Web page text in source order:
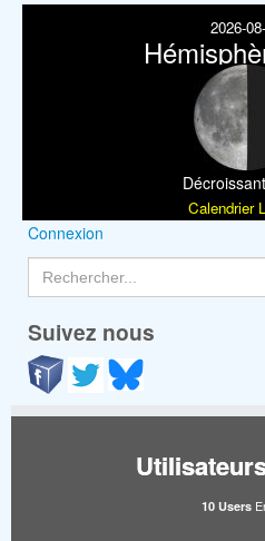
2026-
Calendrier
Connexion
Search
for:
Suivez nous
10 Users